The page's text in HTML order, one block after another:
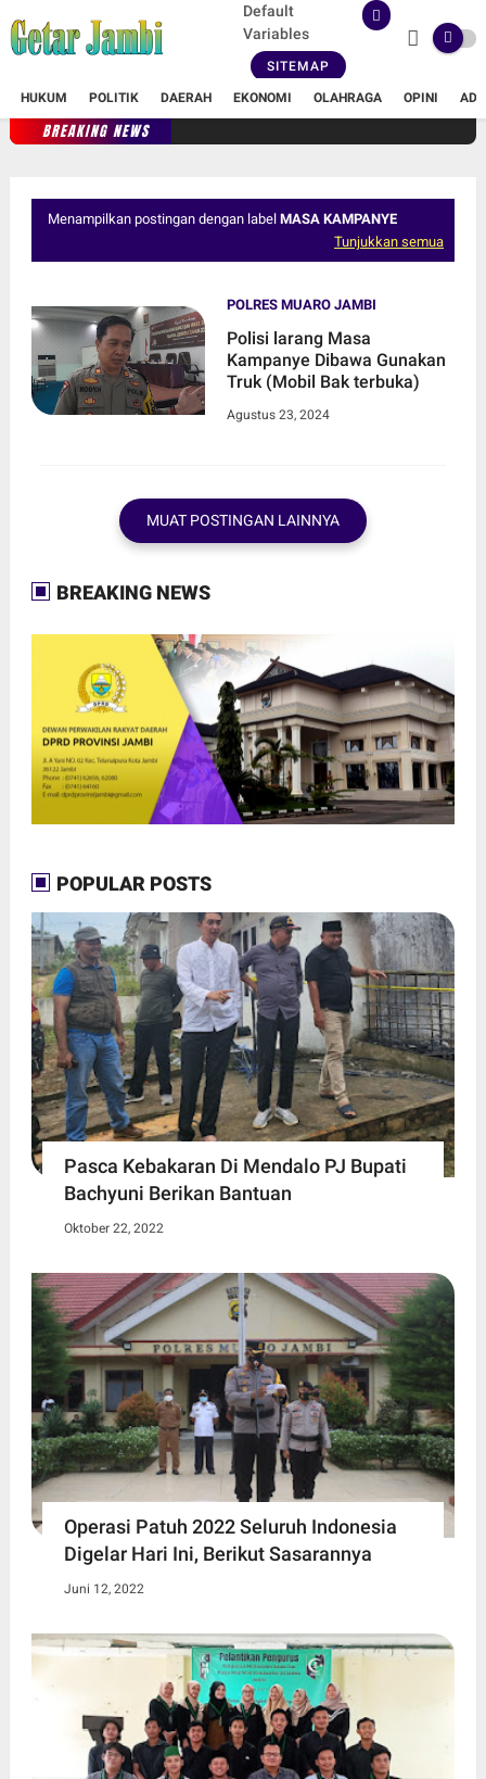
Default
Variables
SITEMAP
HUKUM POLITIK DAERAH EKONOMI OLAHRAGA OPINI
BREAKING NEWS
Menampilkan postingan dengan label MASA KAMPANYE
Tunjukkan semua
POLRES MUARO JAMBI
Polisi larang Masa
Kampanye Dibawa Gunakan
Truk (Mobil Bak terbuka)
Agustus 23, 2024
MUAT POSTINGAN LAINNYA
BREAKING NEWS
POPULAR POSTS
Pasca Kebakaran Di Mendalo PJ Bupati
Bachyuni Berikan Bantuan
Oktober 22, 2022
Operasi Patuh 2022 Seluruh Indonesia
Digelar Hari Ini, Berikut Sasarannya
Juni 12, 2022